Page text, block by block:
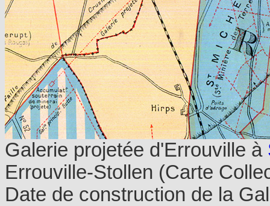
Galerie projetée d'Errouville à
Errouville-Stollen (Carte
Date de construction de la